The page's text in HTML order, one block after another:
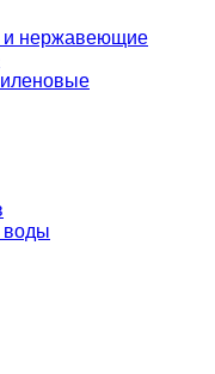
и нержавеющие
воды